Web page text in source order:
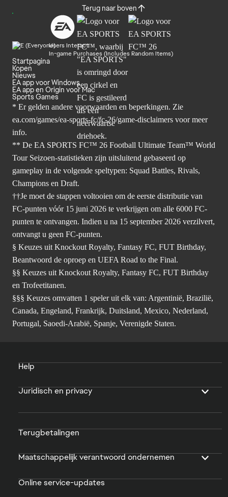
Terug naar boven
Users Interact
In-game Purchases (Includes Random Items)
Startpagina
Kopen
Nieuws
EA app voor Windows
EA app en Origin voor Mac
Sports Games
* Er gelden andere voorwaarden en beperkingen. Zie
ea.com/games/ea-sports-fc/fc-26/game-disclaimers voor meer
info.
** De EA SPORTS FC™ 26 Football Ultimate Team™ World
Tour Seizoen-statistieken zijn uitsluitend gebaseerd op
gameplay in de volgende speltypen: Squad Battles, Rivals,
Champions en Draft.
††Je moet de stappen voltooien om de eerste distributie van
FC-punten vóór 15 juni 2026 te verkrijgen om alle 6000 FC-
punten te ontvangen. Indien u na 15 september 2026 verzilvert,
ontvangt u geen FC-punten.
§ Keuzes uit Knockout Royalty, Fantasy FC, FUT Birthday,
Beantwoord de oproep en UEFA Road to the Final.
§§ Keuzes uit Knockout Royalty, Fantasy FC, FUT Birthday
en Trofeetitanen.
§§§ Keuzes omvatten 1 speler uit elk van: Argentinië, Brazilië,
Canada, Engeland, Frankrijk, Duitsland, Mexico, Nederland,
Portugal, Saoedi-Arabië, Spanje, Verenigde Staten.
Help
Juridisch en privacy
Terugbetalingen
Maatschappelijk verantwoord ondernemen
Online service-updates